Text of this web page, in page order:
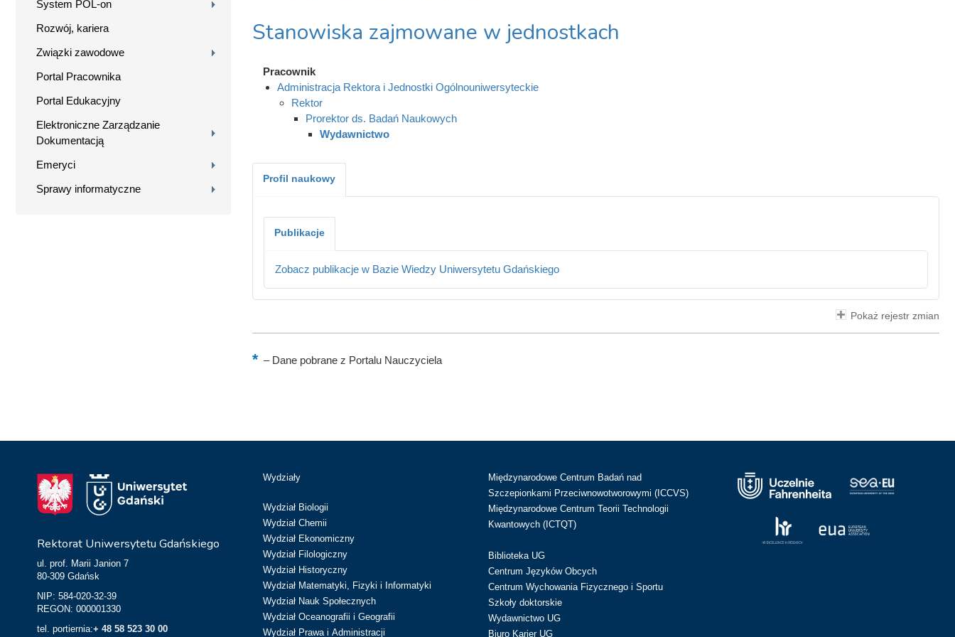
System POL-on
Rozwój, kariera
Związki zawodowe
Portal Pracownika
Portal Edukacyjny
Elektroniczne Zarządzanie
Dokumentacją
Emeryci
Sprawy informatyczne
Stanowiska zajmowane w jednostkach
Pracownik
Administracja Rektora i Jednostki Ogólnouniwersyteckie
Rektor
Prorektor ds. Badań Naukowych
Wydawnictwo
Profil naukowy
Publikacje
Zobacz publikacje w Bazie Wiedzy Uniwersytetu Gdańskiego
Pokaż rejestr zmian
–Dane pobrane z Portalu Nauczyciela
Rektorat Uniwersytetu Gdańskiego
ul. prof. Marii Janion 7
80-309 Gdańsk
NIP: 584-020-32-39
REGON: 000001330
tel. portiernia:+ 48 58 523 30 00
Wydziały
Wydział Biologii
Wydział Chemii
Wydział Ekonomiczny
Wydział Filologiczny
Wydział Historyczny
Wydział Matematyki, Fizyki i Informatyki
Wydział Nauk Społecznych
Wydział Oceanografii i Geografii
Wydział Prawa i Administracji
Międzynarodowe Centrum Badań nad
Szczepionkami Przeciwnowotworowymi (ICCVS)
Międzynarodowe Centrum Teorii Technologii
Kwantowych (ICTQT)
Biblioteka UG
Centrum Języków Obcych
Centrum Wychowania Fizycznego i Sportu
Szkoły doktorskie
Wydawnictwo UG
Biuro Karier UG